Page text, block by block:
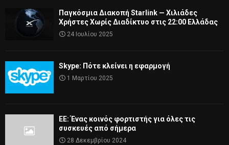
Παγκόσμια Διακοπή Starlink — Χιλιάδες
Χρήστες Χωρίς Διαδίκτυο στις 22:00 Ελλάδας
24 Ιουλίου 2025
Skype: Πότε κλείνει η εφαρμογή
1 Μαρτίου 2025
ΕΕ: Ένας κοινός φορτιστής για όλες τις
συσκευές από σήμερα
28 Δεκεμβρίου 2024